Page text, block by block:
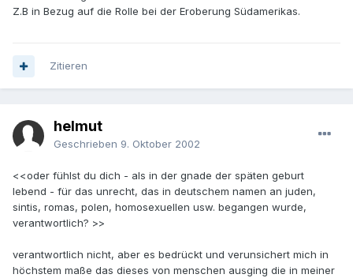
Z.B in Bezug auf die Rolle bei der Eroberung Südamerikas.
Zitieren
helmut
Geschrieben 9. Oktober 2002
<<oder fühlst du dich - als in der gnade der späten geburt
lebend - für das unrecht, das in deutschem namen an juden,
sintis, romas, polen, homosexuellen usw. begangen wurde,
verantwortlich? >>
verantwortlich nicht, aber es bedrückt und verunsichert mich in
höchstem maße das dieses von menschen ausging die in meiner